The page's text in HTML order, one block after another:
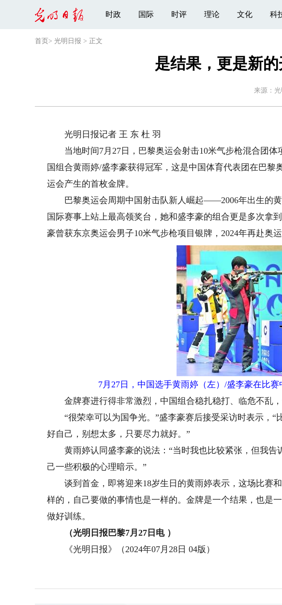
时政 国际 时评 理论 文化 科
首页 > 光明日报 > 正文
是结果，更是新
来源： 光
光明日报记者 王 东 杜 羽
当地时间7月27日，巴黎奥运会射击10米气步枪混合团体
国组合黄雨婷/盛李豪获得冠军，这是中国体育代表团在巴黎
运会产生的首枚金牌。
巴黎奥运会周期中国射击队新人崛起——2006年出生的黄
国际赛事上站上最高领奖台，她和盛李豪的组合更是多次拿
豪曾获东京奥运会男子10米气步枪项目银牌，2024年再赴奥
7月27日，中国选手黄雨婷（左）/盛李豪在比
金牌赛进行得非常激烈，中国组合稳扎稳打、临危不乱，
“很荣幸可以为国争光。”盛李豪赛后接受采访时表示，“
好自己，别想太多，只要尽力就好。”
黄雨婷认同盛李豪的说法：“当时我也比较紧张，但我告
己一些积极的心理暗示。”
谈到首金，即将迎来18岁生日的黄雨婷表示，这场比赛
样的，自己要做的事情也是一样的。金牌是一个结果，也是
做好训练。
（光明日报巴黎7月27日电 ）
《光明日报》（2024年07月28日 04版）